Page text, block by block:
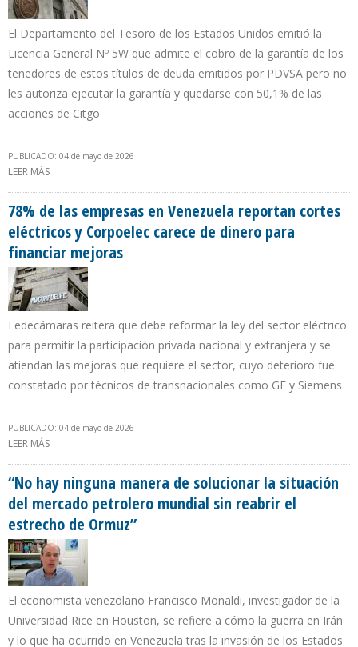
El Departamento del Tesoro de los Estados Unidos emitió la
Licencia General Nº 5W que admite el cobro de la garantía de los
tenedores de estos títulos de deuda emitidos por PDVSA pero no
les autoriza ejecutar la garantía y quedarse con 50,1% de las
acciones de Citgo
PUBLICADO: 04 de mayo de 2026
LEER MÁS
78% de las empresas en Venezuela reportan cortes
eléctricos y Corpoelec carece de dinero para
financiar mejoras
Fedecámaras reitera que debe reformar la ley del sector eléctrico
para permitir la participación privada nacional y extranjera y se
atiendan las mejoras que requiere el sector, cuyo deterioro fue
constatado por técnicos de transnacionales como GE y Siemens
PUBLICADO: 04 de mayo de 2026
LEER MÁS
MEJORAS
“No hay ninguna manera de solucionar la situación
del mercado petrolero mundial sin reabrir el
estrecho de Ormuz”
El economista venezolano Francisco Monaldi, investigador de la
Universidad Rice en Houston, se refiere a cómo la guerra en Irán
y lo que ha ocurrido en Venezuela tras la invasión de los Estados